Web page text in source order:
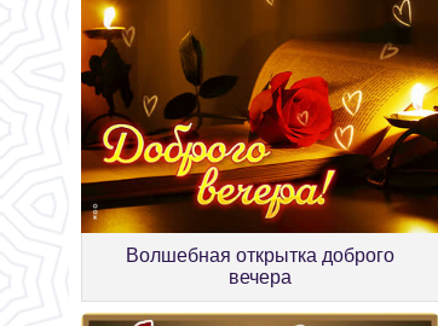
Волшебная открытка доброго
вечера